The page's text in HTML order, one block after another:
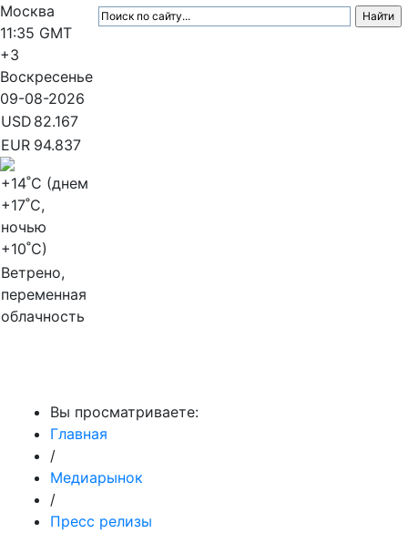
Москва
11:35 GMT
+3
Воскресенье
09-08-2026
USD 82.167
EUR 94.837
+14˚C (днем
+17˚C,
ночью
+10˚C)
Ветрено,
переменная
облачность
Вы просматриваете:
Главная
/
Медиарынок
/
Пресс релизы